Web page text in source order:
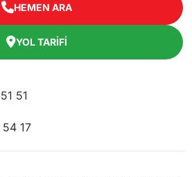
HEMEN ARA
YOL TARIFI
51
17